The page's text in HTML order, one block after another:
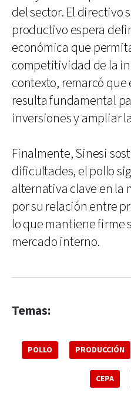
del sector. El directivo
productivo espera
económica que
competitividad de la
contexto, remarcó que
resulta fundamental
inversiones y ampliar
Finalmente, Sinesi
dificultades, el pollo
alternativa clave en la
por su relación entre
lo que mantiene firme
mercado interno.
Temas:
POLLO PRODUCCIÓN
CEPA